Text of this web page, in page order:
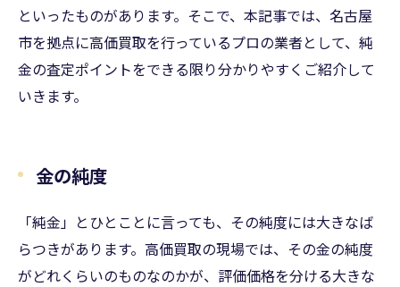
といったものがあります。そこで、本記事では、名古屋
市を拠点に高価買取を行っているプロの業者として、純
金の査定ポイントをできる限り分かりやすくご紹介して
いきます。
金の純度
「純金」とひとことに言っても、その純度には大きなば
らつきがあります。高価買取の現場では、その金の純度
がどれくらいのものなのかが、評価価格を分ける大きな